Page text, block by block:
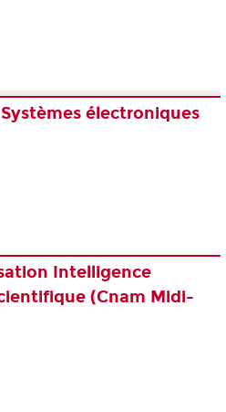
électroniques
Intelligence
(Cnam Midi-